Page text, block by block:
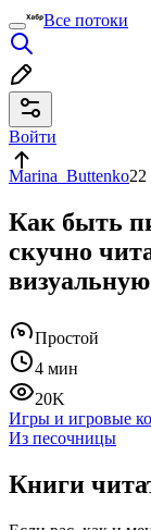
Все потоки
Войти
Marina_Buttenko22
Как быть
скучно
Простой
4 мин
20K
Игры и игровые
Из песочницы
Книги